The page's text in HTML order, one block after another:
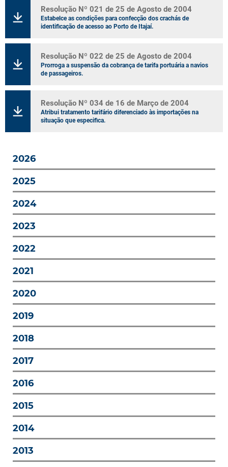
2026
2025
2024
2023
2022
2021
2020
2019
2018
2017
2016
2015
2014
2013
Resolução Nº 021 de 25 de Agosto de 2004
Estabelce as condições para confecção dos crachás de
identificação de acesso ao Porto de Itajaí.
Resolução Nº 022 de 25 de Agosto de 2004
Prorroga a suspensão da cobrança de tarifa portuária a navios
de passageiros.
Resolução Nº 034 de 16 de Março de 2004
Atribui tratamento tarifário diferenciado às importações na
situação que especifica.